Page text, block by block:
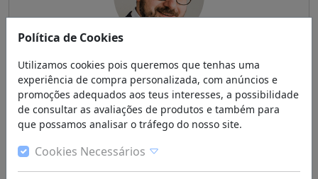
Ajuda e Suporte à Compra Online
Se tem dúvida se a peça ou o acessório é o mais
indicado para o seu automóvel, peça uma opinião.
939 464 446
(chamada para a rede móvel nacional)
Política de Cookies
Utilizamos cookies pois queremos que tenhas uma
experiência de compra personalizada, com anúncios e
promoções adequados aos teus interesses, a possibilidade
de consultar as avaliações de produtos e também para
que possamos analisar o tráfego do nosso site.
Cookies Necessários